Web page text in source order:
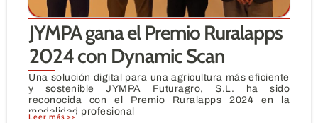
JYMPA gana el Premio Ruralapps
2024 con Dynamic Scan
Una solución digital para una agricultura más eficiente
y sostenible JYMPA Futuragro, S.L. ha sido
reconocida con el Premio Ruralapps 2024 en la
modalidad profesional
Leer más >>